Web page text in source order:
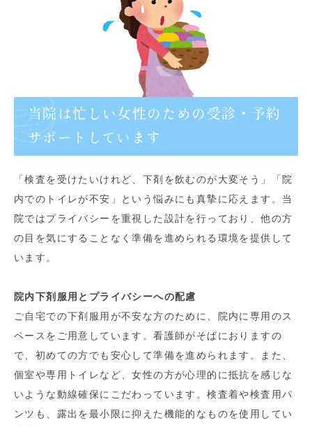
当院は忙しい女性のための受診・予約
サポートしています
「検査を受けたいけれど、下剤を飲むのが大変そう」「院
内でのトイレが不安」という悩みにも真摯に応えます。当
院ではプライバシーを重視した設計を行っており、他の方
の目を気にすることなく準備を進められる環境を提供して
います。
院内下剤服用とプライバシーへの配慮
ご自宅での下剤服用が不安な方のために、院内に専用のス
ペースをご用意しています。看護師がそばにおりますの
で、初めての方でも安心して準備を進められます。また、
個室や専用トイレなど、女性の方が心理的に抵抗を感じな
いような動線確保にこだわっています。検査着や検査用パ
ンツも、露出を最小限に抑えた機能的なものを使用してい